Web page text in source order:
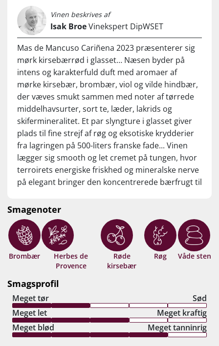
our personal project – Mas de Mancuso – recovering very
old high qualityvines – aged between 50-70 years old - at
almost 700 meters altitude in Aragón. We are based in
Almonacid de la Sierra where we rented a very old winery
trying to keep the same winemaking methods than our
ancestors had.”- Jorge Navascués
Nyd den til oksekød, lam, vildt, simremad og modne oste.
Server ved 16-18 °C.
you love red Burgundy, this is worth trying.
Vinen beskrives af
Isak BroeVinekspert DipWSET
Mas de Mancuso Cariñena 2023 præsenterer sig
mørk kirsebærrød i glasset… Næsen byder på
intens og karakterfuld duft med aromaer af
mørke kirsebær, brombær, viol og vilde hindbær,
der væves smukt sammen med noter af tørrede
middelhavsurter, sort te, læder, lakrids og
skifermineralitet. Et par slyngture i glasset giver
plads til fine strejf af røg og eksotiske krydderier
fra lagringen på 500-liters franske fade... Vinen
lægger sig smooth og let cremet på tungen, hvor
terroirets energiske friskhed og mineralske nerve
på elegant bringer den koncentrerede bærfrugt til
kompleks med madvenlige tanniner. Kvaliteten
her matcher nemt Priorat-ikoner til den
flerdobbelte pris… Jorge Navascues er for vild!
Drik nu, eller gem 10-15 år fra høståret.
Smagenoter
Brombær
Herbes de
Provence
Røde
kirsebær
Røg Våde sten
Smagsprofil
Meget tør
Sød
Meget let
Meget kraftig
Meget blød
Meget tanninrig